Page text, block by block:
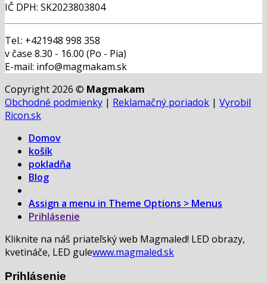
IČ DPH: SK2023803804
Tel.: +421948 998 358
v čase 8.30 - 16.00 (Po - Pia)
E-mail: info@magmakam.sk
Copyright 2026 © Magmakam
Obchodné podmienky | Reklamačný poriadok | Vyrobil
Ricon.sk
Domov
košík
pokladňa
Blog
Assign a menu in Theme Options > Menus
Prihlásenie
Kliknite na náš priateľský web Magmaled! LED obrazy,
kvetináče, LED gulewww.magmaled.sk
Prihlásenie